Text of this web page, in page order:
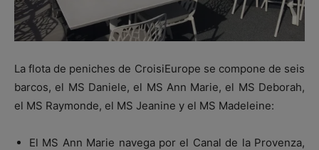
La flota de peniches de CroisiEurope se compone de seis
barcos, el MS Daniele, el MS Ann Marie, el MS Deborah,
el MS Raymonde, el MS Jeanine y el MS Madeleine:
El MS Ann Marie navega por el Canal de la Provenza,